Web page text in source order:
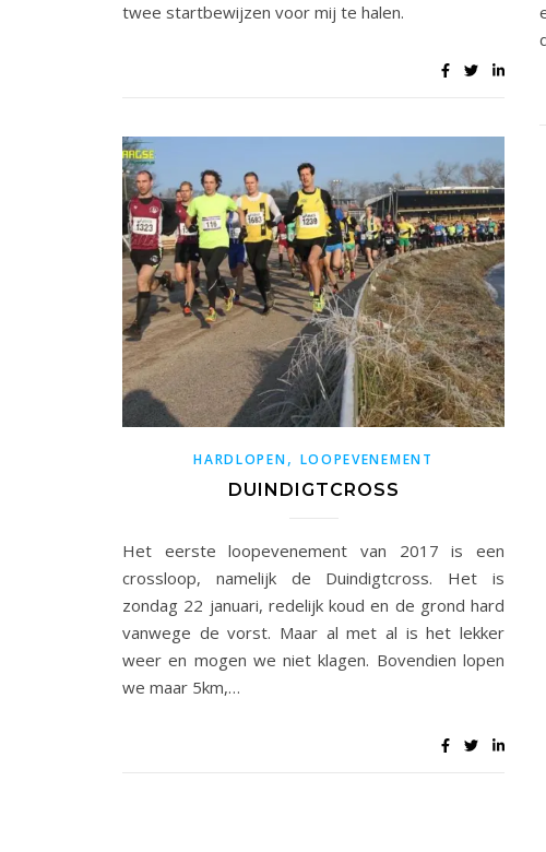
twee startbewijzen voor mij te halen.
HARDLOPEN, LOOPEVENEMENT
DUINDIGTCROSS
Het eerste loopevenement van 2017 is een
crossloop, namelijk de Duindigtcross. Het is
zondag 22 januari, redelijk koud en de grond hard
vanwege de vorst. Maar al met al is het lekker
weer en mogen we niet klagen. Bovendien lopen
we maar 5km,…